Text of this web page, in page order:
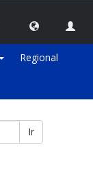
Regional
Ir